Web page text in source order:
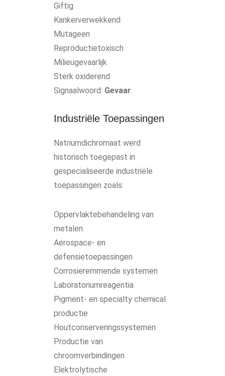
Giftig
Kankerverwekkend
Mutageen
Reproductietoxisch
Milieugevaarlijk
Sterk oxiderend
Signaalwoord: Gevaar
Industriële Toepassingen
Natriumdichromaat werd
historisch toegepast in
gespecialiseerde industriële
toepassingen zoals:
Oppervlaktebehandeling van
metalen
Aerospace- en
defensietoepassingen
Corrosieremmende systemen
Laboratoriumreagentia
Pigment- en specialty chemical
productie
Houtconserveringssystemen
Productie van
chroomverbindingen
Elektrolytische